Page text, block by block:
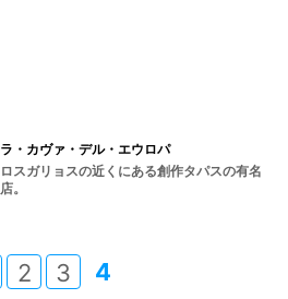
ラ・カヴァ・デル・エウロパ
ロスガリョスの近くにある創作タパスの有名
店。
2 3 4